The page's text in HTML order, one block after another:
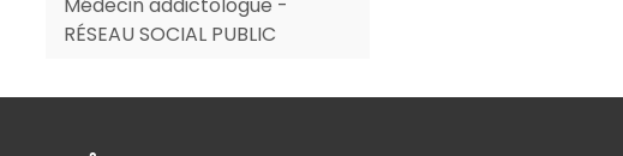
RÉSEAU SOCIAL PUBLIC